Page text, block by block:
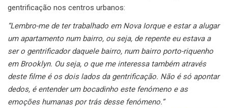
gentrificação nos centros urbanos:
“Lembro-me de ter trabalhado em Nova Iorque e estar a alugar
um apartamento num bairro, ou seja, de repente eu estava a
ser o gentrificador daquele bairro, num bairro porto-riquenho
em Brooklyn. Ou seja, o que me interessa também através
deste filme é os dois lados da gentrificação. Não é só apontar
dedos, é entender um bocadinho este fenómeno e as
emoções humanas por trás desse fenómeno.”